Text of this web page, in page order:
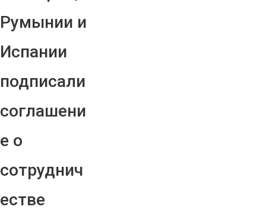
Румынии и
Испании
подписали
соглашени
е о
сотруднич
естве